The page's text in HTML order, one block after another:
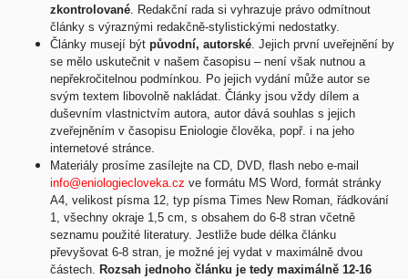
zkontrolované. Redakční rada si vyhrazuje právo odmítnout
články s výraznými redakčně-stylistickými nedostatky.
Články musejí být původní, autorské. Jejich první uveřejnění by
se mělo uskutečnit v našem časopisu – není však nutnou a
nepřekročitelnou podmínkou. Po jejich vydání může autor se
svým textem libovolně nakládat. Články jsou vždy dílem a
duševním vlastnictvím autora, autor dává souhlas s jejich
zveřejněním v časopisu Eniologie člověka, popř. i na jeho
internetové stránce.
Materiály prosíme zasílejte na CD, DVD, flash nebo e-mail
info@eniologiecloveka.cz ve formátu MS Word, formát stránky
A4, velikost písma 12, typ písma Times New Roman, řádkování
1, všechny okraje 1,5 cm, s obsahem do 6-8 stran včetně
seznamu použité literatury. Jestliže bude délka článku
převyšovat 6-8 stran, je možné jej vydat v maximálně dvou
částech. Rozsah jednoho článku je tedy maximálně 12-16